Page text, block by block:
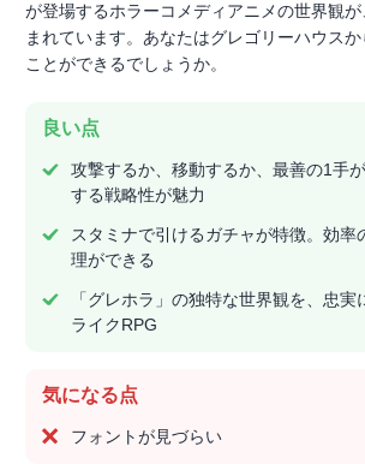
が登場するホラーコメディアニメの世界観
まれています。あなたはグレゴリーハウス
ことができるでしょうか。
良い点
攻撃するか、移動するか、最善の1手
する戦略性が魅力
スタミナで引けるガチャが特徴。効率
理ができる
「グレホラ」の独特な世界観を、忠
ライクRPG
気になる点
フォントが見づらい